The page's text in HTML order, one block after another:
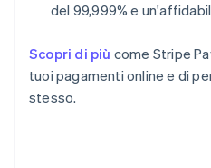
del 99,999% e
Scopri di più come Stripe
tuoi pagamenti online e di
stesso.